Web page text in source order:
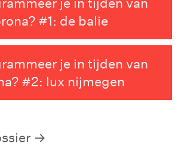
#1: de balie
je in tijden van
#2: lux nijmegen